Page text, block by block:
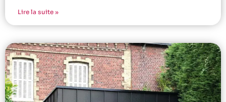
Lire la suite »